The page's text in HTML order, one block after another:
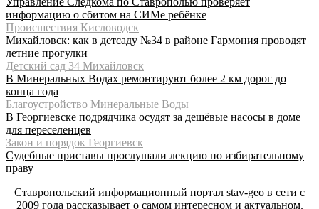
информацию о сбитом на СИМе ребёнке
Происшествия Кисловодск
Михайловск: как в детсаду №34 в районе Гармония проводят
летние прогулки
Детский сад 34 Михайловск
В Минеральных Водах ремонтируют более 2 км дорог до
конца года
Благоустройство Минеральные Воды
В Георгиевске подрядчика осудят за дешёвые насосы в доме
для переселенцев
Закон и порядок Георгиевск
Судебные приставы прослушали лекцию по избирательному
праву
Ставропольский информационный портал stav-geo в сети с
2009 года рассказывает о самом интересном и актуальном.